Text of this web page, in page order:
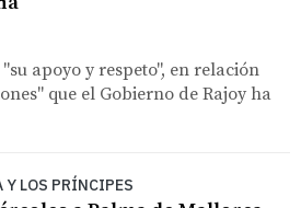
apoyo y respeto", en relación
que el Gobierno de Rajoy ha
Y LOS PRÍNCIPES